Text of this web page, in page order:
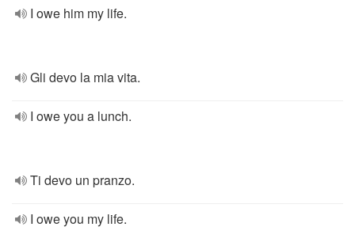
I owe him my life.
Gli devo la mia vita.
I owe you a lunch.
Ti devo un pranzo.
I owe you my life.